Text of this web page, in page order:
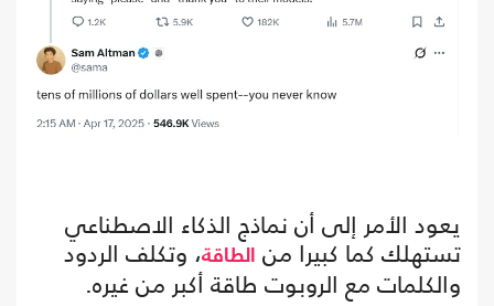
يعود الأمر إلى أن نماذج الذكاء الاصطناعي
تستهلك كما كبيرا من الطاقة، وتكلف الردود
والكلمات مع الروبوت طاقة أكبر من غيره.